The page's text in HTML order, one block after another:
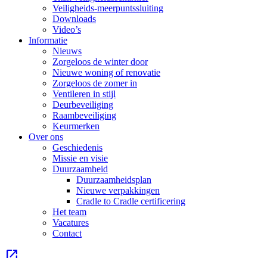
Veiligheids-meerpuntssluiting
Downloads
Video’s
Informatie
Nieuws
Zorgeloos de winter door
Nieuwe woning of renovatie
Zorgeloos de zomer in
Ventileren in stijl
Deurbeveiliging
Raambeveiliging
Keurmerken
Over ons
Geschiedenis
Missie en visie
Duurzaamheid
Duurzaamheidsplan
Nieuwe verpakkingen
Cradle to Cradle certificering
Het team
Vacatures
Contact